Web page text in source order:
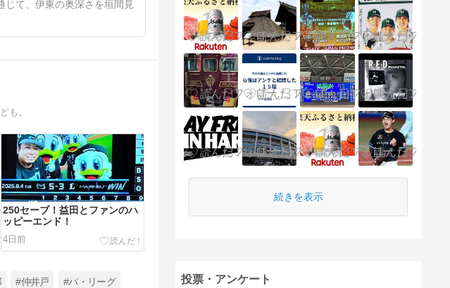
て、伊東の奥深さを垣間見
も。
250セーブ！益田とファンのハ
ッピーエンド！
4日前
#仲井戸 #パ・リーグ
続きを表示
投票・アンケート